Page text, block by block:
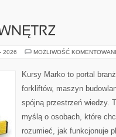
2026 MOŻLIWOŚĆ
Kursy Marko to portal
forkliftów, maszyn
spójną przestrzeń wiedzy.
myślą o osobach, które
rozumieć, jak funkcjonuje